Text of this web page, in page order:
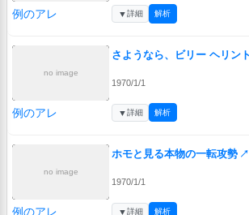
例のアレ ▼詳細 解析
no image
さようなら、ビリー ヘリン
1970/1/1
例のアレ ▼詳細 解析
no image
ホモと見る本物の一転攻勢 ↗
1970/1/1
例のアレ ▼詳細 解析